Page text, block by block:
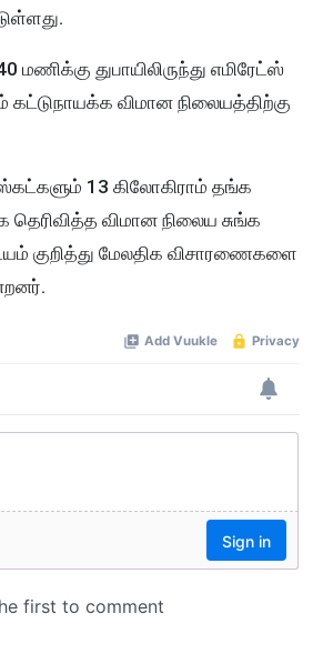
மணிக்கு துபாயிலிருந்து எமிரேட்ஸ்
கட்டுநாயக்க விமான நிலையத்திற்கு
13 கிலோகிராம் தங்க
விமான நிலைய சுங்க
குறித்து மேலதிக விசாரணைகளை